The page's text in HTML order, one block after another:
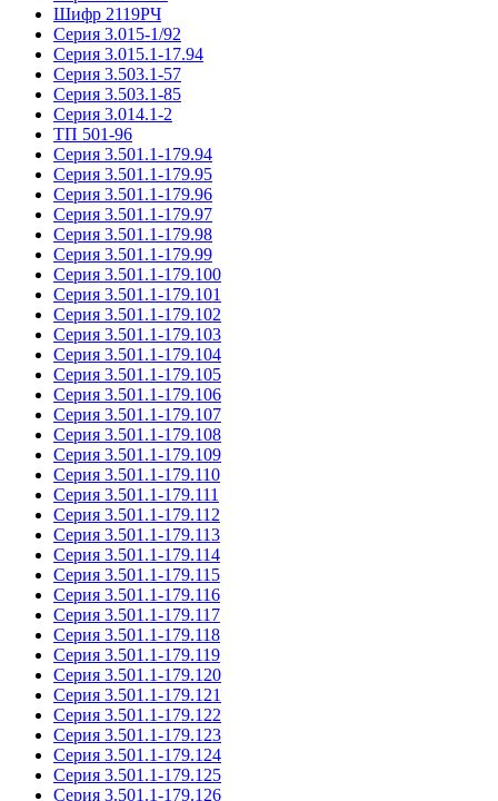
Шифр 2119РЧ
Серия 3.015-1/92
Серия 3.015.1-17.94
Серия 3.503.1-57
Серия 3.503.1-85
Серия 3.014.1-2
ТП 501-96
Серия 3.501.1-179.94
Серия 3.501.1-179.95
Серия 3.501.1-179.96
Серия 3.501.1-179.97
Серия 3.501.1-179.98
Серия 3.501.1-179.99
Серия 3.501.1-179.100
Серия 3.501.1-179.101
Серия 3.501.1-179.102
Серия 3.501.1-179.103
Серия 3.501.1-179.104
Серия 3.501.1-179.105
Серия 3.501.1-179.106
Серия 3.501.1-179.107
Серия 3.501.1-179.108
Серия 3.501.1-179.109
Серия 3.501.1-179.110
Серия 3.501.1-179.111
Серия 3.501.1-179.112
Серия 3.501.1-179.113
Серия 3.501.1-179.114
Серия 3.501.1-179.115
Серия 3.501.1-179.116
Серия 3.501.1-179.117
Серия 3.501.1-179.118
Серия 3.501.1-179.119
Серия 3.501.1-179.120
Серия 3.501.1-179.121
Серия 3.501.1-179.122
Серия 3.501.1-179.123
Серия 3.501.1-179.124
Серия 3.501.1-179.125
Серия 3.501.1-179.126